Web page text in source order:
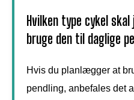
Hvilken type cykel
bruge den til daglige
Hvis du planlægger at
pendling, anbefales det